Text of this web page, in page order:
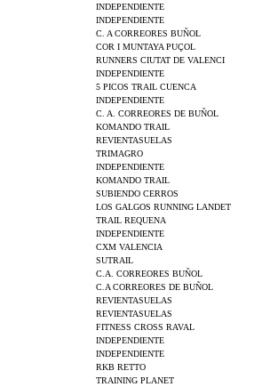
INDEPENDIENTE
INDEPENDIENTE
C. A CORREORES BUÑOL
COR I MUNTAYA PUÇOL
RUNNERS CIUTAT DE VALENCI
INDEPENDIENTE
5 PICOS TRAIL CUENCA
INDEPENDIENTE
C. A. CORREORES DE BUÑOL
KOMANDO TRAIL
REVIENTASUELAS
TRIMAGRO
INDEPENDIENTE
KOMANDO TRAIL
SUBIENDO CERROS
LOS GALGOS RUNNING LANDET
TRAIL REQUENA
INDEPENDIENTE
CXM VALENCIA
SUTRAIL
C.A. CORREORES BUÑOL
C.A CORREORES DE BUÑOL
REVIENTASUELAS
REVIENTASUELAS
FITNESS CROSS RAVAL
INDEPENDIENTE
INDEPENDIENTE
RKB RETTO
TRAINING PLANET